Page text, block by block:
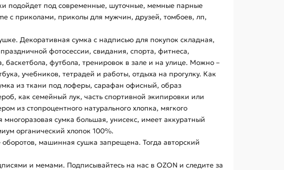
подойдет под современные, шуточные, мемные парные
с приколами, приколы для мужчин, друзей, томбоев, лп,
Декоративная сумка с надписью для покупок складная,
фотосессии, свидания, спорта, фитнеса,
баскетбола, футбола, тренировок в зале и на улице. Можно –
учебников, тетрадей и работы, отдыха на прогулку. Как
из ткани под лоферы, сарафан офисный, образ
как семейный лук, часть спортивной экипировки или
из стопроцентного натурального хлопка, мягкого
сумка большая, унисекс, имеет аккуратный
органический хлопок 100%.
машинная сушка запрещена. Тогда авторский
и мемами. Подписывайтесь на нас в OZON и следите за